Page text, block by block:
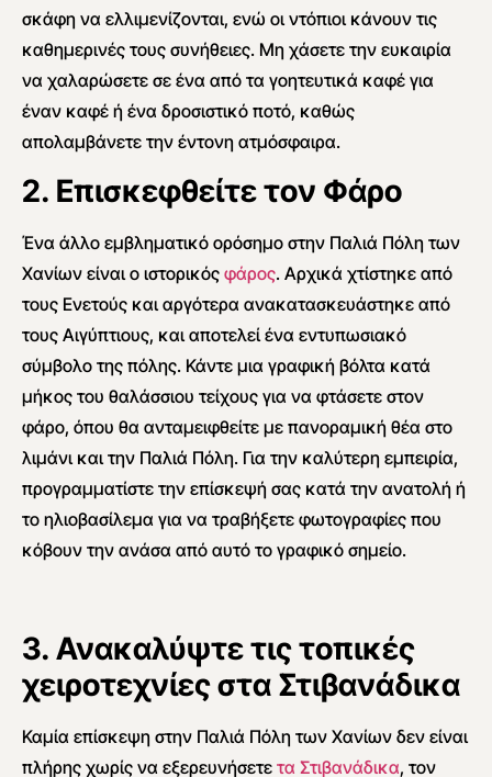
σκάφη να ελλιμενίζονται, ενώ οι ντόπιοι κάνουν τις
καθημερινές τους συνήθειες. Μη χάσετε την ευκαιρία
να χαλαρώσετε σε ένα από τα γοητευτικά καφέ για
έναν καφέ ή ένα δροσιστικό ποτό, καθώς
απολαμβάνετε την έντονη ατμόσφαιρα.
2. Επισκεφθείτε τον Φάρο
Ένα άλλο εμβληματικό ορόσημο στην Παλιά Πόλη των
Χανίων είναι ο ιστορικός φάρος. Αρχικά χτίστηκε από
τους Ενετούς και αργότερα ανακατασκευάστηκε από
τους Αιγύπτιους, και αποτελεί ένα εντυπωσιακό
σύμβολο της πόλης. Κάντε μια γραφική βόλτα κατά
μήκος του θαλάσσιου τείχους για να φτάσετε στον
φάρο, όπου θα ανταμειφθείτε με πανοραμική θέα στο
λιμάνι και την Παλιά Πόλη. Για την καλύτερη εμπειρία,
προγραμματίστε την επίσκεψή σας κατά την ανατολή ή
το ηλιοβασίλεμα για να τραβήξετε φωτογραφίες που
κόβουν την ανάσα από αυτό το γραφικό σημείο.
3. Ανακαλύψτε τις τοπικές
χειροτεχνίες στα Στιβανάδικα
Καμία επίσκεψη στην Παλιά Πόλη των Χανίων δεν είναι
πλήρης χωρίς να εξερευνήσετε τα Στιβανάδικα, τον